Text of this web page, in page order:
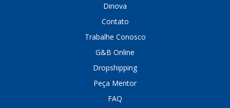
Dinova
Contato
Trabalhe Conosco
G&B Online
Dropshipping
Peça Mentor
FAQ